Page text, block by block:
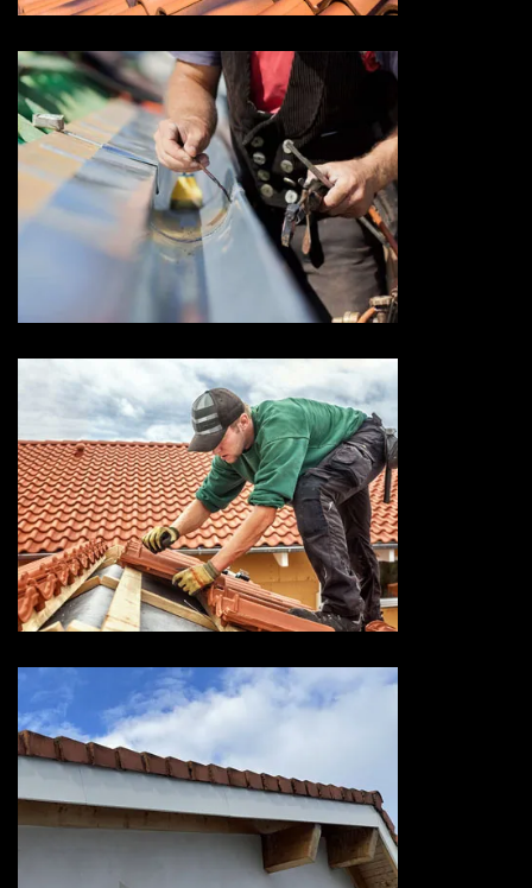
Devis zingueur 73 Savoie
Entreprise de toiture 73
Savoie
Devis habillage planche de rive